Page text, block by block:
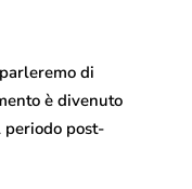
di
è divenuto
periodo post-